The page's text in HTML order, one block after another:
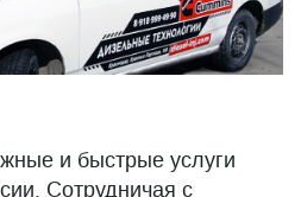
и быстрые услуги
Сотрудничая с